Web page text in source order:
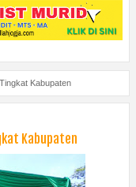
Kabupaten
Kabupaten